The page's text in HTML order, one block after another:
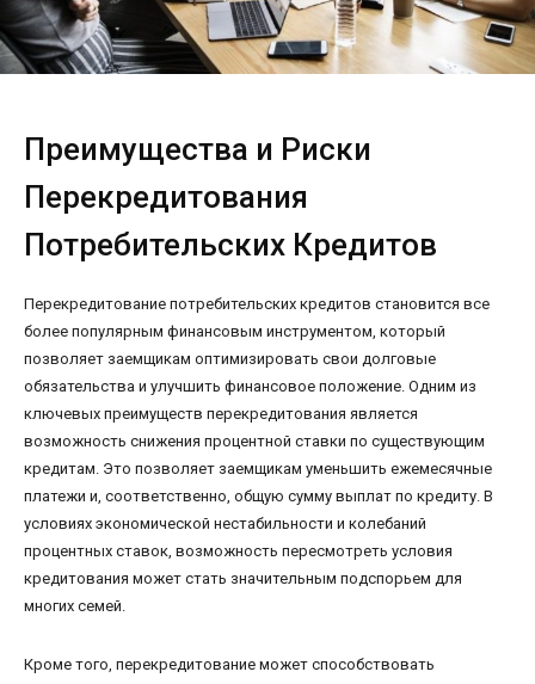
Преимущества и Риски
Перекредитования
Потребительских Кредитов
Перекредитование потребительских кредитов становится все
более популярным финансовым инструментом, который
позволяет заемщикам оптимизировать свои долговые
обязательства и улучшить финансовое положение. Одним из
ключевых преимуществ перекредитования является
возможность снижения процентной ставки по существующим
кредитам. Это позволяет заемщикам уменьшить ежемесячные
платежи и, соответственно, общую сумму выплат по кредиту. В
условиях экономической нестабильности и колебаний
процентных ставок, возможность пересмотреть условия
кредитования может стать значительным подспорьем для
многих семей.
Кроме того, перекредитование может способствовать